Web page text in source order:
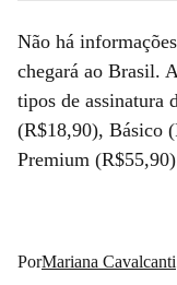
Não há
chegará ao Brasil.
tipos de assinatura
(R$18,90), Básico
Premium
PorMariana Cavalcanti